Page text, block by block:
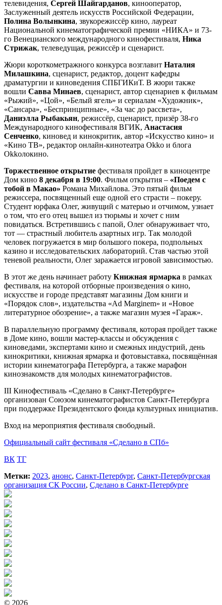
телевидения, Сергей Шайгарданов, кинооператор,
Заслуженный деятель искусств Российской Федерации,
Полина Волынкина, звукорежиссёр кино, лауреат
Национальной кинематографической премии «НИКА» и 73-
го Венецианского международного кинофестиваля, Ника
Стрижак, телеведущая, режиссёр и сценарист.
Жюри короткометражного конкурса возглавит Наталия
Милашкина, сценарист, редактор, доцент кафедры
драматургии и киноведения СПБГИКиТ. В жюри также
вошли Савва Минаев, сценарист, автор сценариев к фильмам
«Рыжий», «Цой», «Белый ягель» и сериалам «Художник»,
«Сансара», «Беспринципные», «За час до рассвета»,
Даниэлла Рыбакьян, режиссёр, сценарист, призёр 38-го
Международного кинофестиваля ВГИК, Анастасия
Сенченко, киновед и кинокритик, автор «Искусство кино» и
«Кино ТВ», редактор онлайн-кинотеатра Okko и блога
Okkoлокино.
Торжественное открытие фестиваля пройдет в киноцентре
Дом кино 8 декабря в 19:00. Фильм открытия – «Поедем с
тобой в Макао» Романа Михайлова. Это пятый фильм
режиссера, посвященный еще одной его страсти – покеру.
Студент юрфака Олег, живущий с матерью и отчимом, узнает
о том, что его отец вышел из тюрьмы и хочет с ним
повидаться. Встретившись с папой, Олег обнаруживает что,
тот — страстный любитель азартных игр. Так молодой
человек погружается в мир большого покера, подпольных
казино и исследовательских лабораторий. Став частью этой
теневой реальности, Олег заражается игровой зависимостью.
В этот же день начинает работу Книжная ярмарка в рамках
фестиваля, на которой отборные произведения о кино,
искусстве и городе представят магазины Дом книги и
«Порядок слов», издательства «Ad Marginem» и «Новое
литературное обозрение», а также магазин музея «Гараж».
В параллельную программу фестиваля, которая пройдет также
в Доме кино, вошли мастер-классы и обсуждения с
киноведами, экспертами кино и смежных индустрий, день
кинокритики, книжная ярмарка и фотовыставка, посвящённая
истории кинематографа Петербурга, а также марафон
кинознакомств для молодых кинематографистов.
III Кинофестиваль «Сделано в Санкт-Петербурге»
организован Союзом кинематографистов Санкт-Петербурга
при поддержке Президентского фонда культурных инициатив.
Вход на мероприятия фестиваля свободный.
Официальный сайт фестиваля «Сделано в СПб»
ВК ТГ
Метки: 2023, анонс, Санкт-Петербург, Санкт-Петербургская
организация СК России, Сделано в Санкт-Петербурге
© 2026